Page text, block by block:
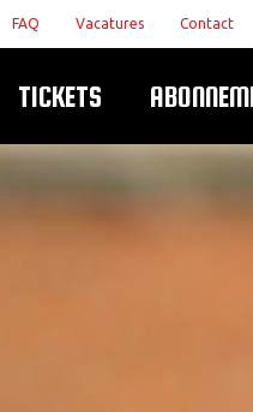
FAQ Vacatures Contact
TICKETS